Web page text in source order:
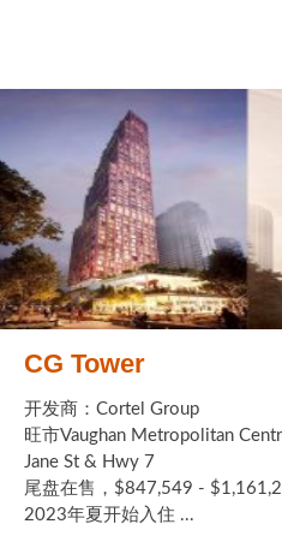
CG Tower
开发商：Cortel Group
旺市Vaughan Metropolitan
Jane St & Hwy 7
尾盘在售，$847,549 -
2023年夏开始入住 ...